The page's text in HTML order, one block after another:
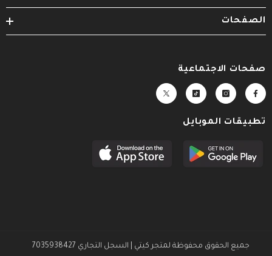
الصفحات
صفحات الاجتماعية
تطبيقات الموبايل
جميع الحقوق محفوظة لمتجر كيتي | السجل التجاري 7035938427